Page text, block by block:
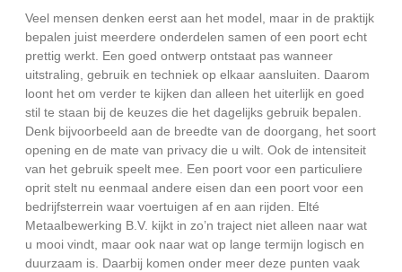
Veel mensen denken eerst aan het model, maar in de praktijk
bepalen juist meerdere onderdelen samen of een poort echt
prettig werkt. Een goed ontwerp ontstaat pas wanneer
uitstraling, gebruik en techniek op elkaar aansluiten. Daarom
loont het om verder te kijken dan alleen het uiterlijk en goed
stil te staan bij de keuzes die het dagelijks gebruik bepalen.
Denk bijvoorbeeld aan de breedte van de doorgang, het soort
opening en de mate van privacy die u wilt. Ook de intensiteit
van het gebruik speelt mee. Een poort voor een particuliere
oprit stelt nu eenmaal andere eisen dan een poort voor een
bedrijfsterrein waar voertuigen af en aan rijden. Elté
Metaalbewerking B.V. kijkt in zo’n traject niet alleen naar wat
u mooi vindt, maar ook naar wat op lange termijn logisch en
duurzaam is. Daarbij komen onder meer deze punten vaak